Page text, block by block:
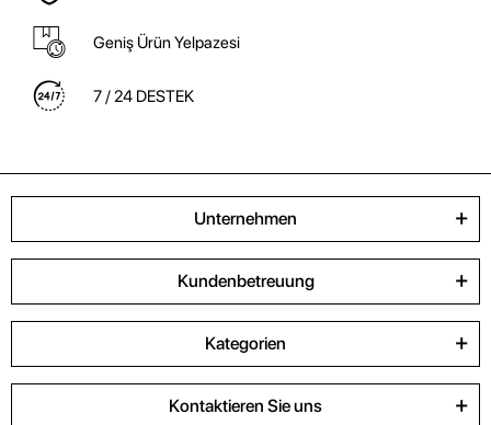
Geniş Ürün Yelpazesi
7 / 24 DESTEK
Unternehmen
Kundenbetreuung
Kategorien
Kontaktieren Sie uns